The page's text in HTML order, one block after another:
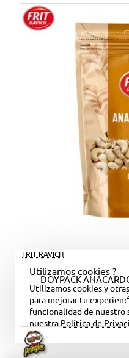
Utilizamos cookies ?
Utilizamos cookies y
para mejorar tu
funcionalidad de nuestro
nuestra Política de
FRIT RAVICH
DOYPACK